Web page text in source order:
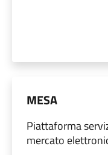
MESA
Piattaforma
mercato